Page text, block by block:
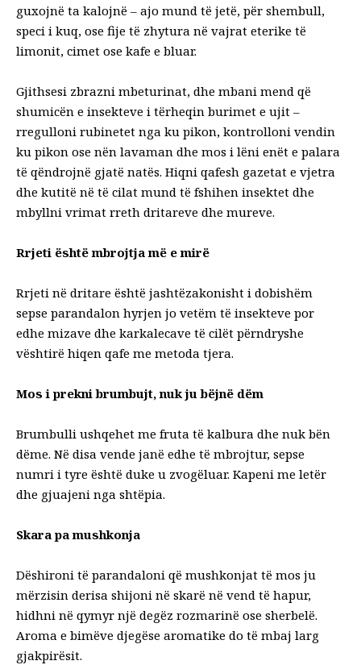
guxojnë ta kalojnë – ajo mund të jetë, për shembull,
speci i kuq, ose fije të zhytura në vajrat eterike të
limonit, cimet ose kafe e bluar.
Gjithsesi zbrazni mbeturinat, dhe mbani mend që
shumicën e insekteve i tërheqin burimet e ujit –
rregulloni rubinetet nga ku pikon, kontrolloni vendin
ku pikon ose nën lavaman dhe mos i lëni enët e palara
të qëndrojnë gjatë natës. Hiqni qafesh gazetat e vjetra
dhe kutitë në të cilat mund të fshihen insektet dhe
mbyllni vrimat rreth dritareve dhe mureve.
Rrjeti është mbrojtja më e mirë
Rrjeti në dritare është jashtëzakonisht i dobishëm
sepse parandalon hyrjen jo vetëm të insekteve por
edhe mizave dhe karkalecave të cilët përndryshe
vështirë hiqen qafe me metoda tjera.
Mos i prekni brumbujt, nuk ju bëjnë dëm
Brumbulli ushqehet me fruta të kalbura dhe nuk bën
dëme. Në disa vende janë edhe të mbrojtur, sepse
numri i tyre është duke u zvogëluar. Kapeni me letër
dhe gjuajeni nga shtëpia.
Skara pa mushkonja
Dëshironi të parandaloni që mushkonjat të mos ju
mërzisin derisa shijoni në skarë në vend të hapur,
hidhni në qymyr një degëz rozmarinë ose sherbelë.
Aroma e bimëve djegëse aromatike do të mbaj larg
gjakpirësit.